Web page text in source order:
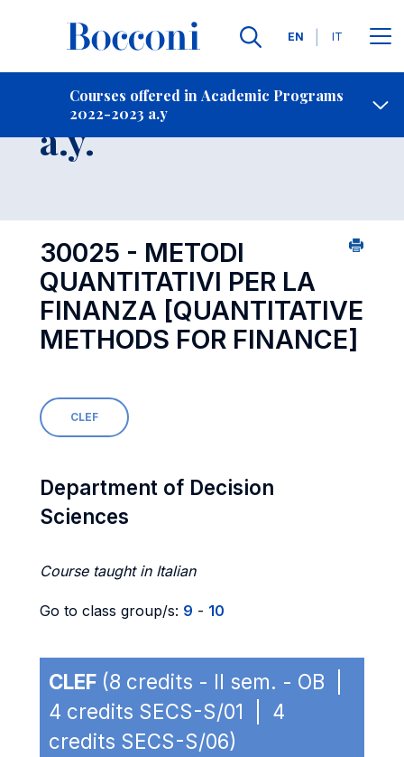
Languages
EN IT
Courses offered in Academic Programs
2022-2023 a.y
Contact Us
Course 2022-2023
a.y.
30025 - METODI
QUANTITATIVI PER LA
FINANZA [QUANTITATIVE
METHODS FOR FINANCE]
CLEF
Department of Decision
Sciences
Course taught in Italian
Go to class group/s: 9 - 10
CLEF (8 credits - II sem. - OB |
4 credits SECS-S/01 | 4
credits SECS-S/06)